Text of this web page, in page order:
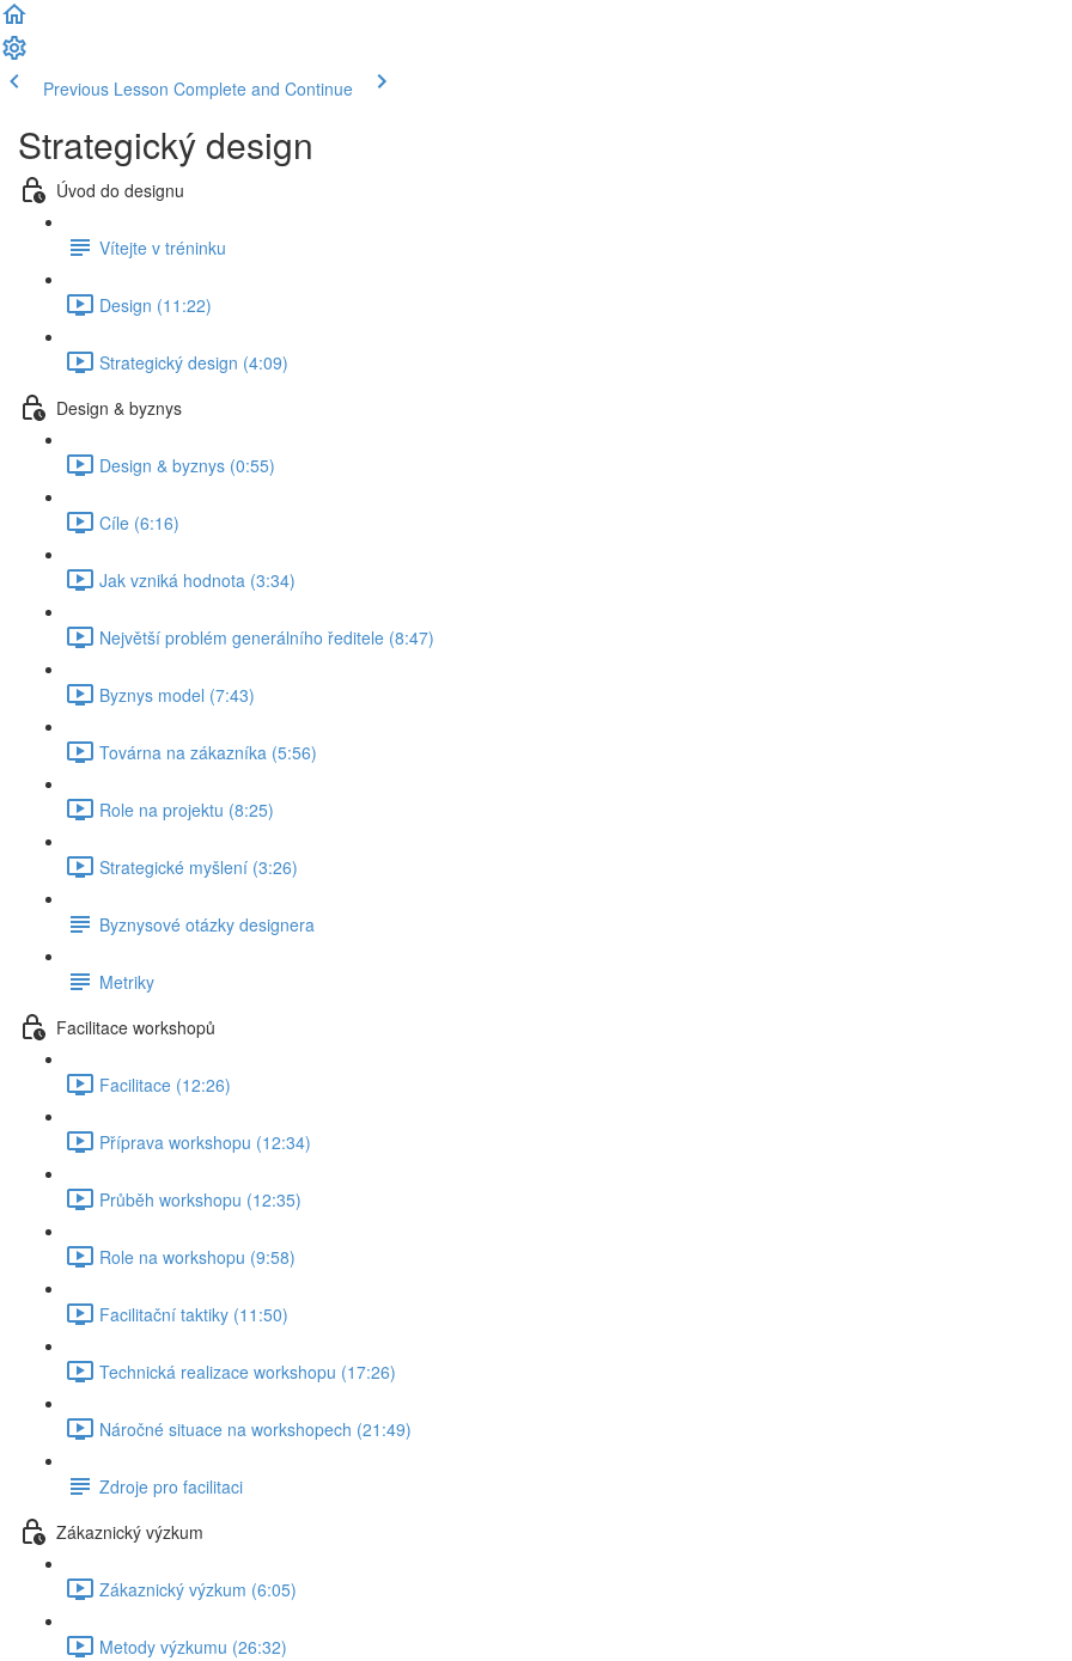
Previous Lesson Complete and Continue
Strategický design
Úvod do designu
Vítejte v tréninku
Design (11:22)
Strategický design (4:09)
Design & byznys
Design & byznys (0:55)
Cíle (6:16)
Jak vzniká hodnota (3:34)
Největší problém generálního ředitele (8:47)
Byznys model (7:43)
Továrna na zákazníka (5:56)
Role na projektu (8:25)
Strategické myšlení (3:26)
Byznysové otázky designera
Metriky
Facilitace workshopů
Facilitace (12:26)
Příprava workshopu (12:34)
Průběh workshopu (12:35)
Role na workshopu (9:58)
Facilitační taktiky (11:50)
Technická realizace workshopu (17:26)
Náročné situace na workshopech (21:49)
Zdroje pro facilitaci
Zákaznický výzkum
Zákaznický výzkum (6:05)
Metody výzkumu (26:32)